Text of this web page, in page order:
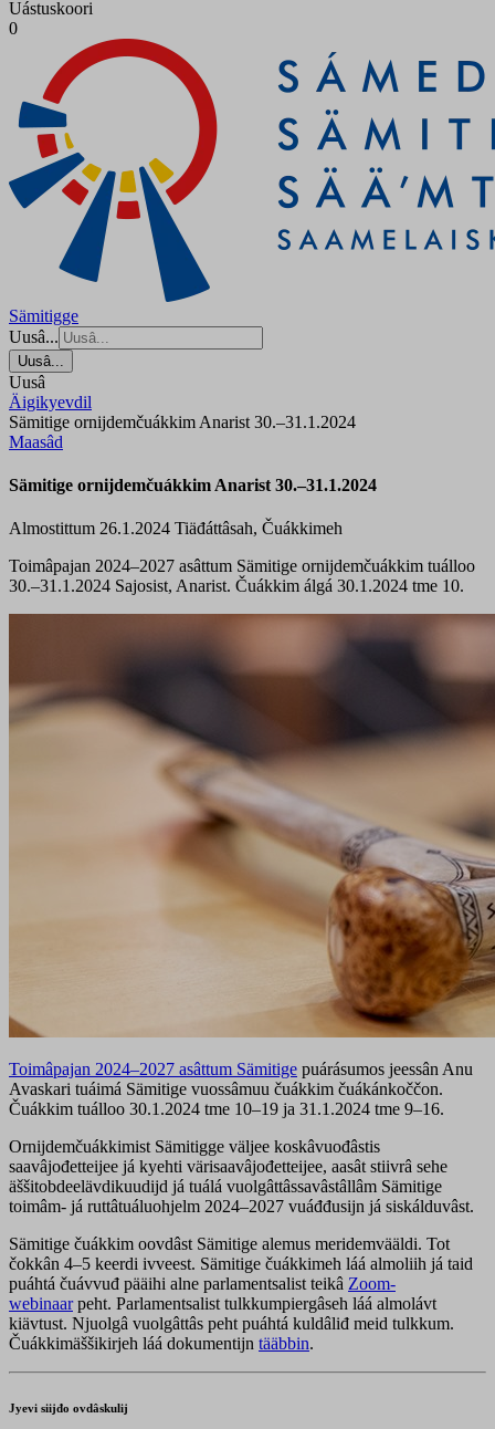
Uástuskoori
0
Sämitigge
Uusâ...
Uusâ...
Uusâ
Äigikyevdil
Sämitige ornijdemčuákkim Anarist 30.–31.1.2024
Maasâd
Sämitige ornijdemčuákkim Anarist 30.–31.1.2024
Almostittum 26.1.2024 Tiäđáttâsah, Čuákkimeh
Toimâpajan 2024–2027 asâttum Sämitige ornijdemčuákkim tuálloo
30.–31.1.2024 Sajosist, Anarist. Čuákkim álgá 30.1.2024 tme 10.
Toimâpajan 2024–2027 asâttum Sämitige puárásumos jeessân Anu
Avaskari tuáimá Sämitige vuossâmuu čuákkim čuákánkoččon.
Čuákkim tuálloo 30.1.2024 tme 10–19 ja 31.1.2024 tme 9–16.
Ornijdemčuákkimist Sämitigge väljee koskâvuođâstis
saavâjođetteijee já kyehti värisaavâjođetteijee, aasât stiivrâ sehe
äššitobdeelävdikuudijd já tuálá vuolgâttâssavâstâllâm Sämitige
toimâm- já ruttâtuáluohjelm 2024–2027 vuáđđusijn já siskálduvâst.
Sämitige čuákkim oovdâst Sämitige alemus meridemvääldi. Tot
čokkân 4–5 keerdi ivveest. Sämitige čuákkimeh láá almoliih já taid
puáhtá čuávvuđ pääihi alne parlamentsalist teikâ Zoom-
webinaarpeht. Parlamentsalist tulkkumpiergâseh láá almolávt
kiävtust. Njuolgâ vuolgâttâs peht puáhtá kuldâliđ meid tulkkum.
Čuákkimäššikirjeh láá dokumentijn tääbbin.
Jyevi siijđo ovdâskulij